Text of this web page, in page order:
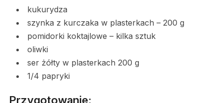
kukurydza
szynka z kurczaka w plasterkach – 200 g
pomidorki koktajlowe – kilka sztuk
oliwki
ser żółty w plasterkach 200 g
1/4 papryki
Przygotowanie: